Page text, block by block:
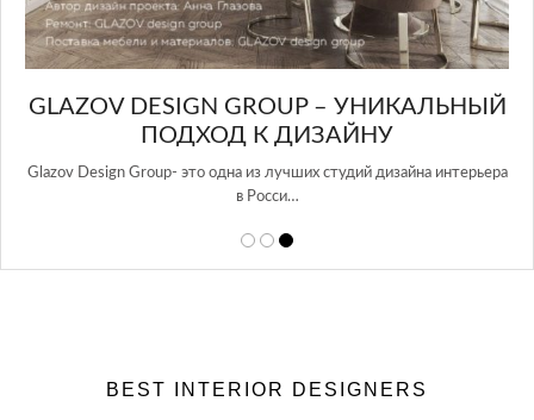
GLAZOV DESIGN GROUP – УНИКАЛЬНЫЙ
ПОДХОД К ДИЗАЙНУ
Glazov Design Group- это одна из лучших студий дизайна интерьера
в Росси…
BEST INTERIOR DESIGNERS